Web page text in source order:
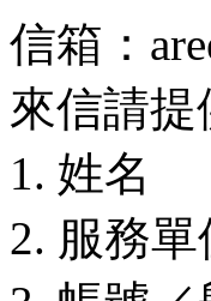
信箱：
來信請提
1. 姓名
2. 服務